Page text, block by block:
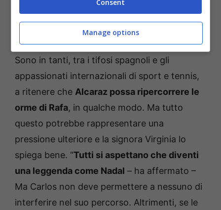
Nadal, deve fare attenzione” – Temporeale.info (fonte: ©
Sono in tanti, tra i tifosi spagnoli e gli
appassionati internazionali di sport e tennis,
a ritenere che Alcaraz possa ripercorrere le
orme di Rafa, in qualche modo. Ma tutto
questo potrebbe rappresentare una
pressione ulteriore e la signora Virginia lo
spiega bene. “Tutti si aspettano che diventi
una leggenda come Nadal – ha affermato –
Ma Carlos non deve permettere a nessuno di
interferire nel suo percorso. Altrimenti, se le
Consent
Manage options